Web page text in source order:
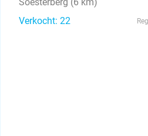
Verkocht: 22